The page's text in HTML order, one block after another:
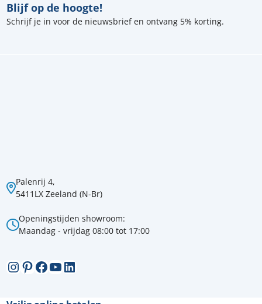
Palenrij 4,
5411LX Zeeland (N-Br)
Openingstijden showroom:
Maandag - vrijdag 08:00 tot 17:00
Instagram
Pinterest
Facebook
YouTube
LinkedIn
Blijf op de hoogte!
Schrijf je in voor de nieuwsbrief en ontvang 5% korting.